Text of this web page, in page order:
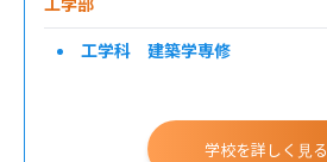
工学科 建築学専修
学校を詳しく見る